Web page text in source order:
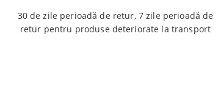
30 de zile perioadă de retur, 7 zile perioadă de
retur pentru produse deteriorate la transport